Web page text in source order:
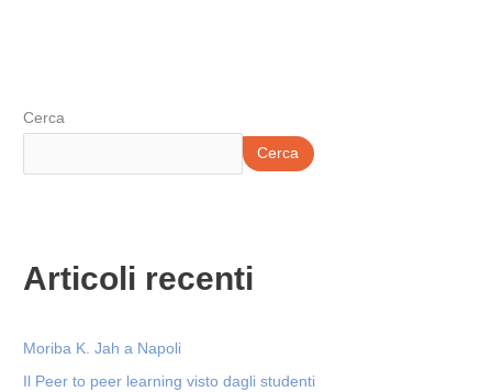
Cerca
Cerca
Articoli recenti
Moriba K. Jah a Napoli
Il Peer to peer learning visto dagli studenti